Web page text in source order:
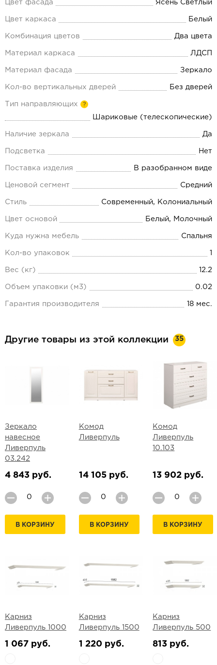
Цвет фасада Ясень Светлый
Цвет каркаса Белый
Комбинация цветов Два цвета
Материал каркаса ЛДСП
Материал фасада Зеркало
Кол-во вертикальных дверей Без дверей
Тип направляющих ?
Шариковые (телескопические)
Наличие зеркала Да
Подсветка Нет
Поставка изделия В разобранном виде
Ценовой сегмент Средний
Стиль Современный, Колониальный
Цвет основой Белый, Молочный
Куда нужна мебель Спальня
Кол-во упаковок 1
Вес (кг) 12.2
Объем упаковки (м3) 0.02
Гарантия производителя 18 мес.
Другие товары из этой коллекции 35
Зеркало
навесное
Ливерпуль
03.242
4 843 руб.
В КОРЗИНУ
Комод
Ливерпуль
14 105 руб.
В КОРЗИНУ
Комод
Ливерпуль
10.103
13 902 руб.
В КОРЗИНУ
Карниз
Ливерпуль 1000
1 067 руб.
Карниз
Ливерпуль 1500
1 220 руб.
Карниз
Ливерпуль 500
813 руб.